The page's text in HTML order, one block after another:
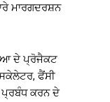
ਮਾਰਗਦਰਸ਼ਨ
ਦੇ ਪ੍ਰੋਜੈਕਟ
ਫੈਂਸੀ
ਪ੍ਰਬੰਧ ਕਰਨ ਦੇ